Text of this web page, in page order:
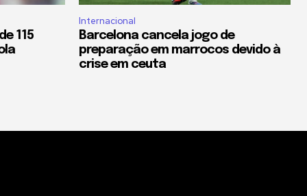
115
Internacional
Barcelona cancela jogo de
preparação em marrocos devido à
crise em ceuta